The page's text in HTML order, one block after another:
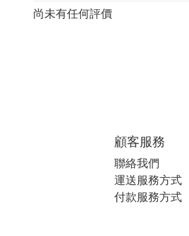
尚未有任何評價
顧客服務
聯絡我們
運送服務方式
付款服務方式